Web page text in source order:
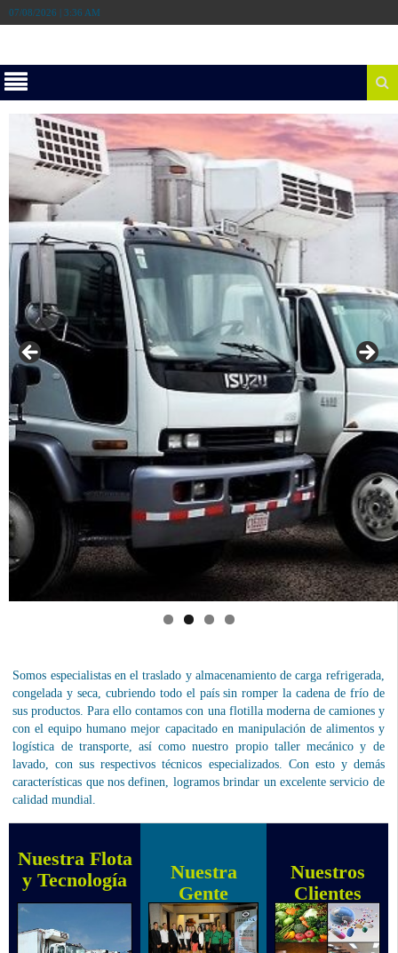
07/08/2026 | 3:36 AM
Somos especialistas en el traslado y almacenamiento de carga refrigerada,
congelada y seca, cubriendo todo el país sin romper la cadena de frío de
sus productos. Para ello contamos con una flotilla moderna de camiones y
con el equipo humano mejor capacitado en manipulación de alimentos y
logística de transporte, así como nuestro propio taller mecánico y de
lavado, con sus respectivos técnicos especializados. Con esto y demás
características que nos definen, logramos brindar un excelente servicio de
calidad mundial.
Nuestra Flota
y Tecnología
Nuestra
Gente
Nuestros
Clientes